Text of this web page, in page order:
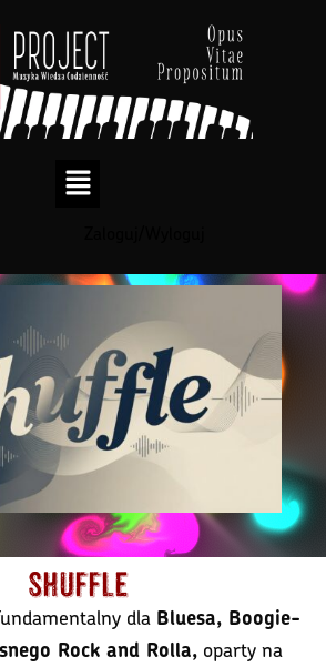
Shuffle
dla Bluesa, Boogie-
Rock and Rolla, oparty na